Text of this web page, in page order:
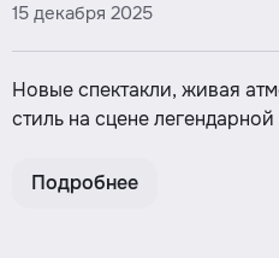
15 декабря 2025
Новые спектакли, живая
стиль на сцене
Подробнее